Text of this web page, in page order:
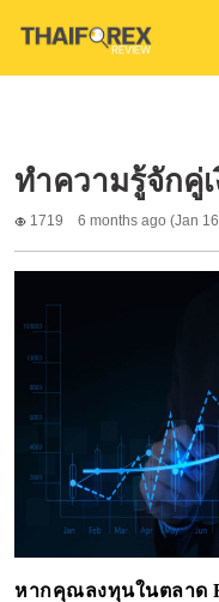
ทำความรู้จักคู่
1719 6 months ago (Jan
หากคุณลงทุนในตลาด